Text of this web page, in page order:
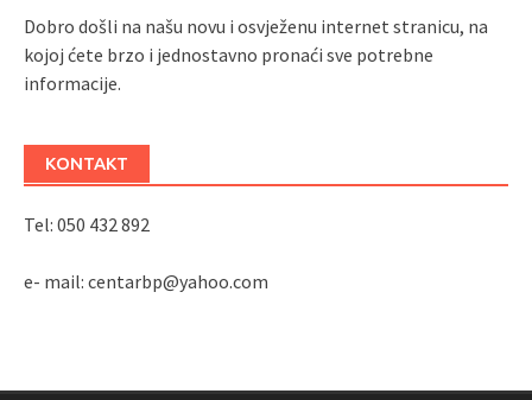
Dobro došli na našu novu i osvježenu internet stranicu, na
kojoj ćete brzo i jednostavno pronaći sve potrebne
informacije.
KONTAKT
Tel: 050 432 892
e- mail: centarbp@yahoo.com